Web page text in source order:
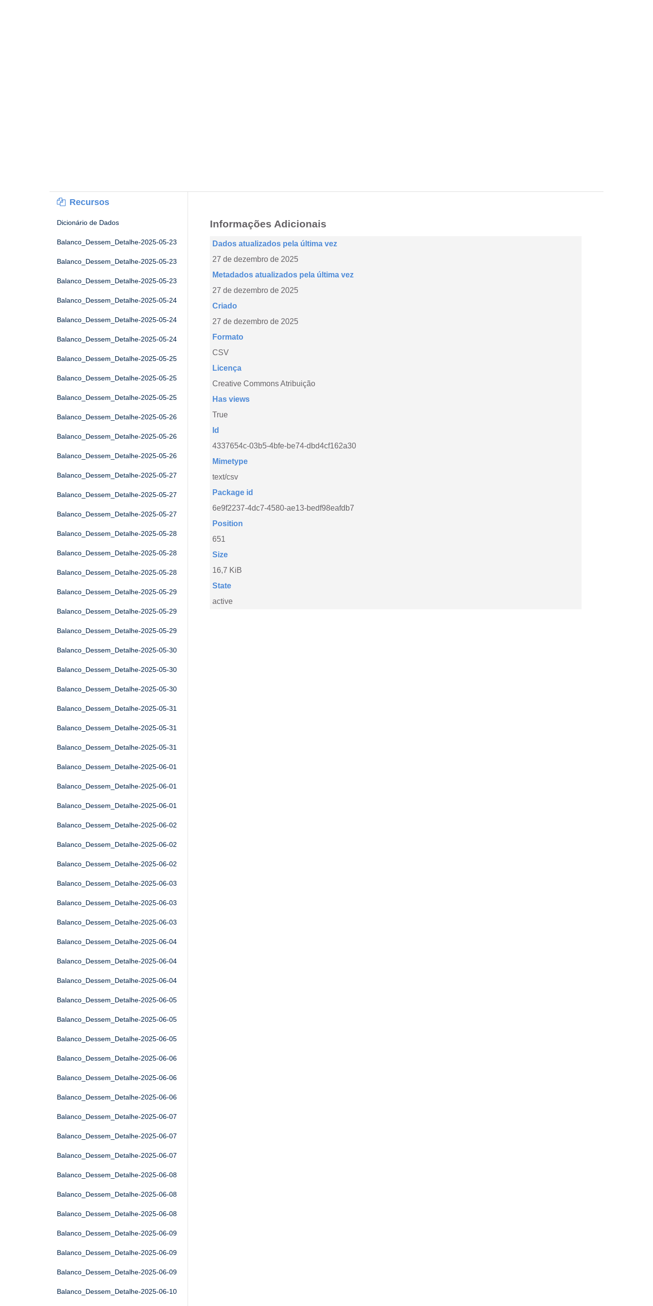
Recursos
Dicionário de Dados
Balanco_Dessem_Detalhe-2025-05-23
Balanco_Dessem_Detalhe-2025-05-23
Balanco_Dessem_Detalhe-2025-05-23
Balanco_Dessem_Detalhe-2025-05-24
Balanco_Dessem_Detalhe-2025-05-24
Balanco_Dessem_Detalhe-2025-05-24
Balanco_Dessem_Detalhe-2025-05-25
Balanco_Dessem_Detalhe-2025-05-25
Balanco_Dessem_Detalhe-2025-05-25
Balanco_Dessem_Detalhe-2025-05-26
Balanco_Dessem_Detalhe-2025-05-26
Balanco_Dessem_Detalhe-2025-05-26
Balanco_Dessem_Detalhe-2025-05-27
Balanco_Dessem_Detalhe-2025-05-27
Balanco_Dessem_Detalhe-2025-05-27
Balanco_Dessem_Detalhe-2025-05-28
Balanco_Dessem_Detalhe-2025-05-28
Balanco_Dessem_Detalhe-2025-05-28
Balanco_Dessem_Detalhe-2025-05-29
Balanco_Dessem_Detalhe-2025-05-29
Balanco_Dessem_Detalhe-2025-05-29
Balanco_Dessem_Detalhe-2025-05-30
Balanco_Dessem_Detalhe-2025-05-30
Balanco_Dessem_Detalhe-2025-05-30
Balanco_Dessem_Detalhe-2025-05-31
Balanco_Dessem_Detalhe-2025-05-31
Balanco_Dessem_Detalhe-2025-05-31
Balanco_Dessem_Detalhe-2025-06-01
Balanco_Dessem_Detalhe-2025-06-01
Balanco_Dessem_Detalhe-2025-06-01
Balanco_Dessem_Detalhe-2025-06-02
Balanco_Dessem_Detalhe-2025-06-02
Balanco_Dessem_Detalhe-2025-06-02
Balanco_Dessem_Detalhe-2025-06-03
Balanco_Dessem_Detalhe-2025-06-03
Balanco_Dessem_Detalhe-2025-06-03
Balanco_Dessem_Detalhe-2025-06-04
Balanco_Dessem_Detalhe-2025-06-04
Balanco_Dessem_Detalhe-2025-06-04
Balanco_Dessem_Detalhe-2025-06-05
Balanco_Dessem_Detalhe-2025-06-05
Balanco_Dessem_Detalhe-2025-06-05
Balanco_Dessem_Detalhe-2025-06-06
Balanco_Dessem_Detalhe-2025-06-06
Balanco_Dessem_Detalhe-2025-06-06
Balanco_Dessem_Detalhe-2025-06-07
Balanco_Dessem_Detalhe-2025-06-07
Balanco_Dessem_Detalhe-2025-06-07
Balanco_Dessem_Detalhe-2025-06-08
Balanco_Dessem_Detalhe-2025-06-08
Balanco_Dessem_Detalhe-2025-06-08
Balanco_Dessem_Detalhe-2025-06-09
Balanco_Dessem_Detalhe-2025-06-09
Balanco_Dessem_Detalhe-2025-06-09
Balanco_Dessem_Detalhe-2025-06-10
Informações Adicionais
Dados atualizados pela última vez
27 de dezembro de 2025
Metadados atualizados pela última vez
27 de dezembro de 2025
Criado
27 de dezembro de 2025
Formato
CSV
Licença
Creative Commons Atribuição
Has views
True
Id
4337654c-03b5-4bfe-be74-dbd4cf162a30
Mimetype
text/csv
Package id
6e9f2237-4dc7-4580-ae13-bedf98eafdb7
Position
651
Size
16,7 KiB
State
active